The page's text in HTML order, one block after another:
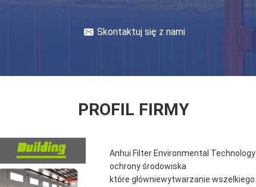
Skontaktuj się z nami
PROFIL FIRMY
Anhui Filter Environmental
ochrony środowiska
które główniewytwarzanie